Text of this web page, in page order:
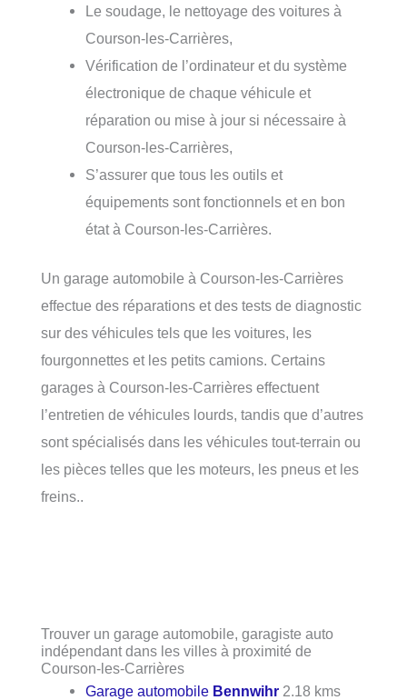
Le soudage, le nettoyage des voitures à
Courson-les-Carrières,
Vérification de l’ordinateur et du système
électronique de chaque véhicule et
réparation ou mise à jour si nécessaire à
Courson-les-Carrières,
S’assurer que tous les outils et
équipements sont fonctionnels et en bon
état à Courson-les-Carrières.
Un garage automobile à Courson-les-Carrières
effectue des réparations et des tests de diagnostic
sur des véhicules tels que les voitures, les
fourgonnettes et les petits camions. Certains
garages à Courson-les-Carrières effectuent
l’entretien de véhicules lourds, tandis que d’autres
sont spécialisés dans les véhicules tout-terrain ou
les pièces telles que les moteurs, les pneus et les
freins..
Trouver un garage automobile, garagiste auto
indépendant dans les villes à proximité de
Courson-les-Carrières
Garage automobile Bennwihr 2.18 kms